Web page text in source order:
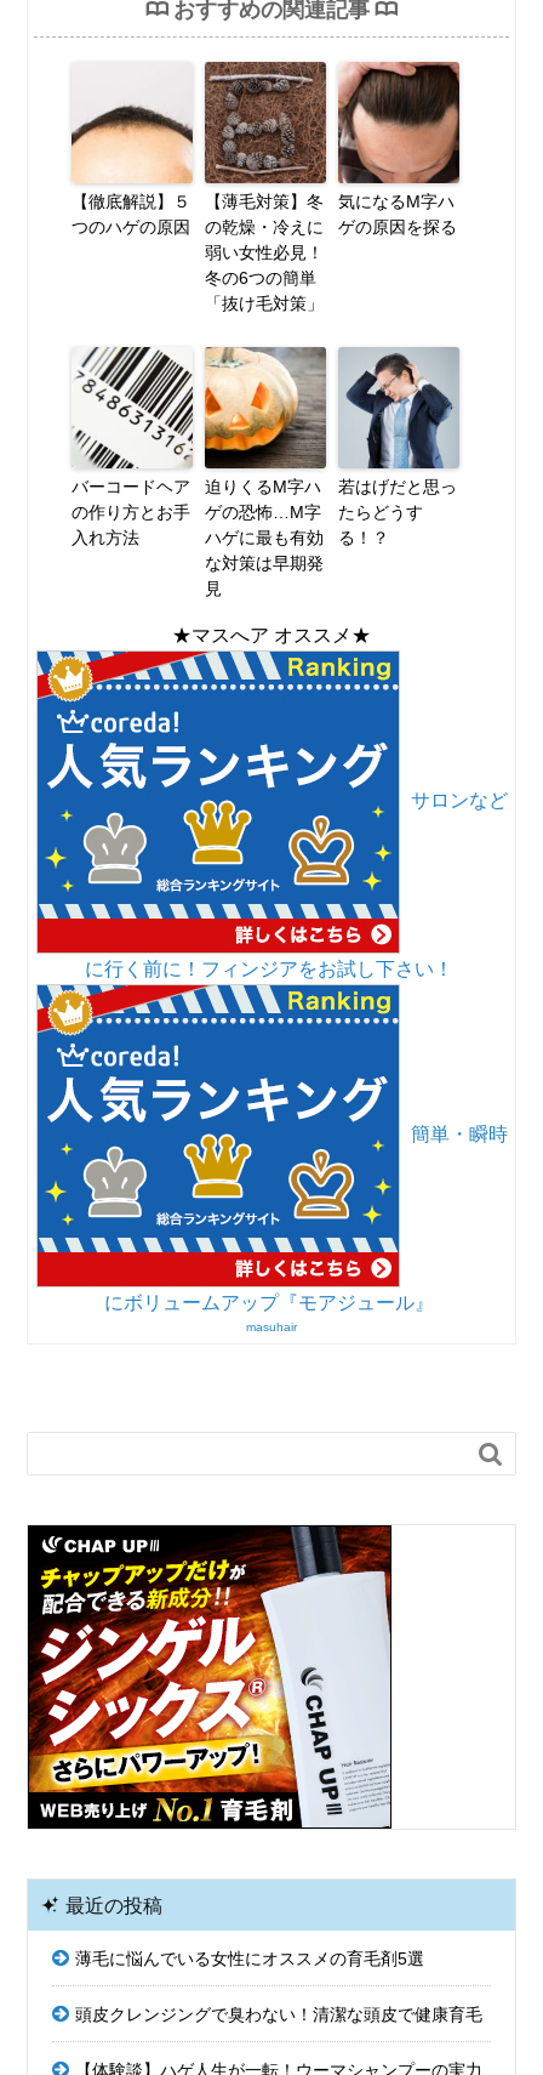
おすすめの関連記事
【徹底解説】５
つのハゲの原因
【薄毛対策】冬
の乾燥・冷えに
弱い女性必見！
冬の6つの簡単
「抜け毛対策」
気になるM字ハ
ゲの原因を探る
バーコードヘア
の作り方とお手
入れ方法
迫りくるM字ハ
ゲの恐怖…M字
ハゲに最も有効
な対策は早期発
見
若はげだと思っ
たらどうす
る！？
★マスへア オススメ★
サロンなど
に行く前に！フィンジアをお試し下さい！
簡単・瞬時
にボリュームアップ『モアジュール』
masuhair

最近の投稿
薄毛に悩んでいる女性にオススメの育毛剤5選
頭皮クレンジングで臭わない！清潔な頭皮で健康育毛
【体験談】ハゲ人生が一転！ウーマシャンプーの実力